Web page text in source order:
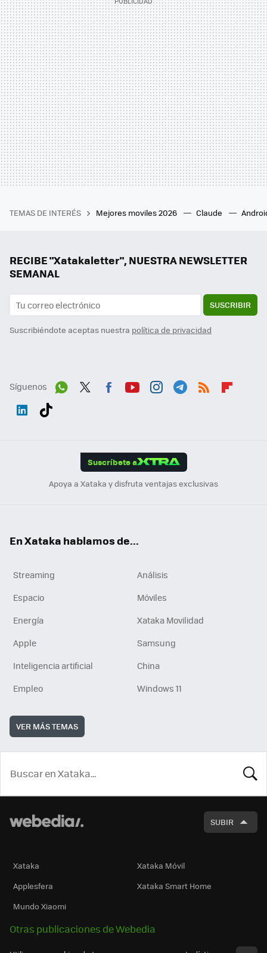
TEMAS DE INTERÉS Mejores moviles 2026 Claude
RECIBE "Xatakaletter", NUESTRA NEWSLETTER
SEMANAL
SUSCRIBIR
Suscribiéndote aceptas nuestra política de privacidad
Síguenos
Suscríbete a
Apoya a Xataka y disfruta ventajas exclusivas
En Xataka hablamos de...
Streaming
Análisis
Espacio
Móviles
Energía
Xataka Movilidad
Apple
Samsung
Inteligencia artificial
China
Empleo
Windows 11
VER MÁS TEMAS
SUBIR
Xataka
Xataka Móvil
Applesfera
Xataka Smart Home
Mundo Xiaomi
Otras publicaciones de Webedia